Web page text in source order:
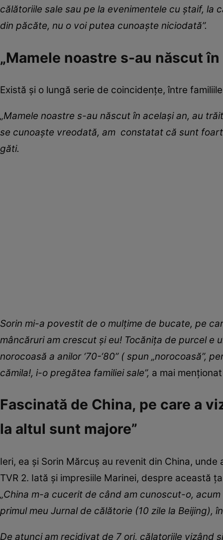
călătoriile sale sau pe la evenimentele cu ștaif, la
din păcăte, nu o voi putea cunoaște niciodată”.
„Mamele noastre s-au născut
Există și o lungă serie de coincidențe, între
„Mamele noastre s-au născut în același an, au
se cunoaște vreodată, am constatat că sunt
găti.
Sorin mi-a povestit de o mulțime de bucate, pe
mâncăruri am crescut și eu! Tocănița de purcel e
norocoasă a anilor ‘70-‘80” ( spun „norocoasă”,
cămila!, i-o pregătea familiei sale”, a mai
Fascinată de China, pe care a
la altul sunt majore”
Ieri, ea și Sorin Mărcuș au revenit din China,
TVR 2. Iată și impresiile Marinei, despre această
„China m-a cucerit de când am cunoscut-o,
primul meu Jurnal de călătorie (10 zile la Beijing),
De atunci am recidivat de 7 ori, călatoriile vizând